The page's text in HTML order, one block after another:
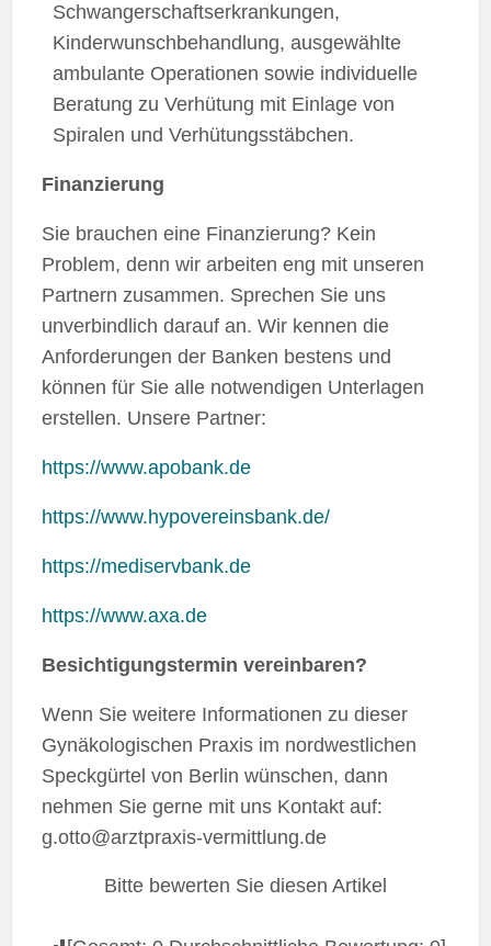
Schwangerschaftserkrankungen,
Kinderwunschbehandlung, ausgewählte
ambulante Operationen sowie individuelle
Beratung zu Verhütung mit Einlage von
Spiralen und Verhütungsstäbchen.
Finanzierung
Sie brauchen eine Finanzierung? Kein
Problem, denn wir arbeiten eng mit unseren
Partnern zusammen. Sprechen Sie uns
unverbindlich darauf an. Wir kennen die
Anforderungen der Banken bestens und
können für Sie alle notwendigen Unterlagen
erstellen. Unsere Partner:
https://www.apobank.de
https://www.hypovereinsbank.de/
https://mediservbank.de
https://www.axa.de
Besichtigungstermin vereinbaren?
Wenn Sie weitere Informationen zu dieser
Gynäkologischen Praxis im nordwestlichen
Speckgürtel von Berlin wünschen, dann
nehmen Sie gerne mit uns Kontakt auf:
g.otto@arztpraxis-vermittlung.de
Bitte bewerten Sie diesen Artikel